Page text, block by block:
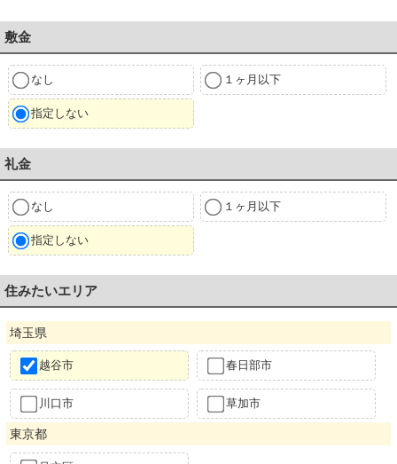
敷金
なし １ヶ月以下
指定しない
礼金
なし １ヶ月以下
指定しない
住みたいエリア
埼玉県
越谷市 春日部市
川口市 草加市
東京都